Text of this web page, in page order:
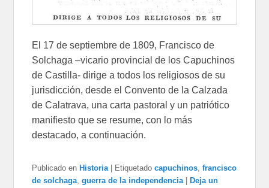
El 17 de septiembre de 1809, Francisco de
Solchaga –vicario provincial de los Capuchinos
de Castilla- dirige a todos los religiosos de su
jurisdicción, desde el Convento de la Calzada
de Calatrava, una carta pastoral y un patriótico
manifiesto que se resume, con lo más
destacado, a continuación.
Publicado en Historia Etiquetado capuchinos,francisco
de solchaga,guerra de la independencia
Deja un